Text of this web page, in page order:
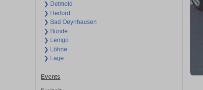
❯ Detmold
❯ Herford
❯ Bad Oeynhausen
❯ Bünde
❯ Lemgo
❯ Löhne
❯ Lage
Events